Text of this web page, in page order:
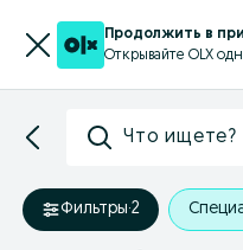
Продолжить в
Открывайте OLX
Что ищете?
Фильтры·2